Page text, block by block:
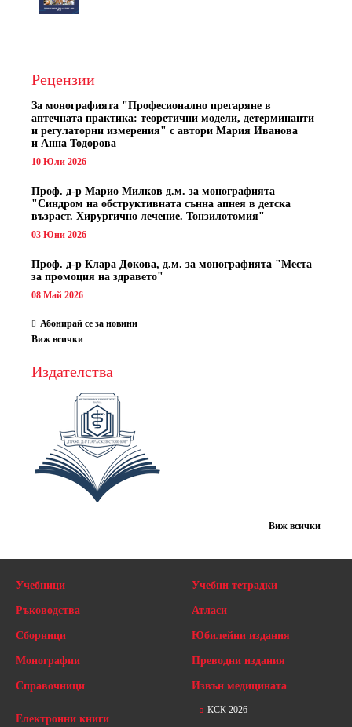
Рецензии
За монографията "Професионално прегаряне в
аптечната практика: теоретични модели, детерминанти
и регулаторни измерения" с автори Мария Иванова
и Анна Тодорова
10 Юли 2026
Проф. д-р Марио Милков д.м. за монографията
"Синдром на обструктивната сънна апнея в детска
възраст. Хирургично лечение. Тонзилотомия"
03 Юни 2026
Проф. д-р Клара Докова, д.м. за монографията "Места
за промоция на здравето"
08 Май 2026
Абонирай се за новини
Виж всички
Издателства
Виж всички
Учебници
Ръководства
Сборници
Монографии
Справочници
Учебни тетрадки
Атласи
Юбилейни издания
Преводни издания
Извън медицината
Електронни книги
КСК 2026